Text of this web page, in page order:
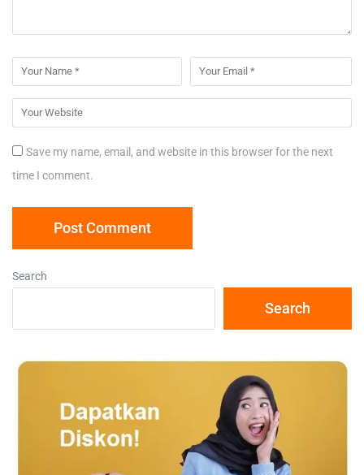
Save my name, email, and website in this browser for the next
time I comment.
Search
Search